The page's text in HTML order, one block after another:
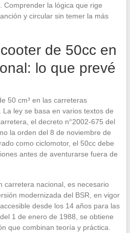
Comprender la lógica que rige
y circular sin temer la más
de 50cc en
lo que prevé
50 cm³ en las carreteras
ley se basa en varios textos de
el decreto n°2002-675 del
la orden del 8 de noviembre de
como ciclomotor, el 50cc debe
antes de aventurarse fuera de
carretera nacional, es necesario
modernizada del BSR, en vigor
desde los 14 años para las
1 de enero de 1988, se obtiene
que combinan teoría y práctica.